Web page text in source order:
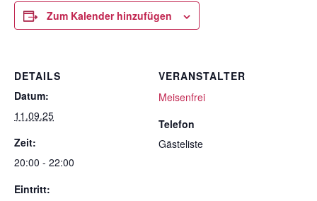
Zum Kalender hinzufügen
DETAILS
Datum:
11.09.25
Zeit:
20:00 - 22:00
Eintritt:
VERANSTALTER
Meisenfrei
Telefon
Gästeliste